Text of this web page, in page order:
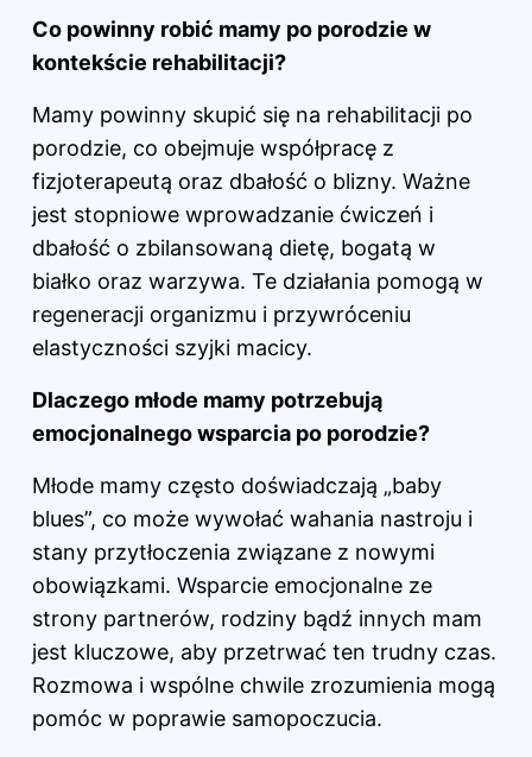
Co powinny robić mamy po porodzie w
kontekście rehabilitacji?
Mamy powinny skupić się na rehabilitacji po
porodzie, co obejmuje współpracę z
fizjoterapeutą oraz dbałość o blizny. Ważne
jest stopniowe wprowadzanie ćwiczeń i
dbałość o zbilansowaną dietę, bogatą w
białko oraz warzywa. Te działania pomogą w
regeneracji organizmu i przywróceniu
elastyczności szyjki macicy.
Dlaczego młode mamy potrzebują
emocjonalnego wsparcia po porodzie?
Młode mamy często doświadczają „baby
blues”, co może wywołać wahania nastroju i
stany przytłoczenia związane z nowymi
obowiązkami. Wsparcie emocjonalne ze
strony partnerów, rodziny bądź innych mam
jest kluczowe, aby przetrwać ten trudny czas.
Rozmowa i wspólne chwile zrozumienia mogą
pomóc w poprawie samopoczucia.